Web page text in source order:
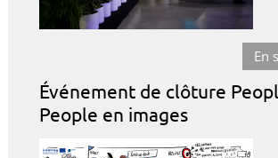
En
Événement de clôture
People en images